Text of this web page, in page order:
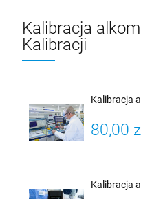
Kalibracja
Kalibracji
Kalibracja
80,00
Kalibracja